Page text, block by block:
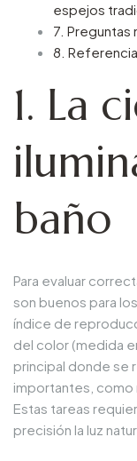
espejos
7. Preguntas
8.
1. La
baño
Para evaluar
son buenos para
índice de
del color (medida
principal donde se
importantes, como
Estas tareas
precisión la luz